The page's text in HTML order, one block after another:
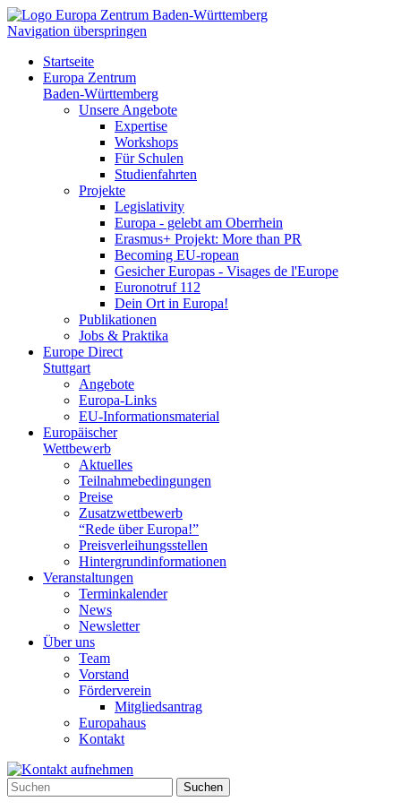
Navigation überspringen
Startseite
Europa Zentrum
Baden-Württemberg
Unsere Angebote
Expertise
Workshops
Für Schulen
Studienfahrten
Projekte
Legislativity
Europa - gelebt am Oberrhein
Erasmus+ Projekt: More than PR
Becoming EU-ropean
Gesicher Europas - Visages de l'Europe
Euronotruf 112
Dein Ort in Europa!
Publikationen
Jobs & Praktika
Europe Direct
Stuttgart
Angebote
Europa-Links
EU-Informationsmaterial
Europäischer
Wettbewerb
Aktuelles
Teilnahme­bedingungen
Preise
Zusatzwettbewerb
“Rede über Europa!”
Preisverleihungsstellen
Hintergrundinformationen
Veranstaltungen
Terminkalender
News
Newsletter
Über uns
Team
Vorstand
Förderverein
Mitgliedsantrag
Europahaus
Kontakt
Suchen